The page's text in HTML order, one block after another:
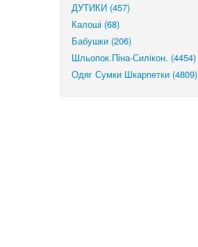
ДУТИКИ (457)
Калоші (68)
Бабушки (206)
Шльопок.Піна-Силікон. (4454)
Одяг Сумки Шкарпетки (4809)